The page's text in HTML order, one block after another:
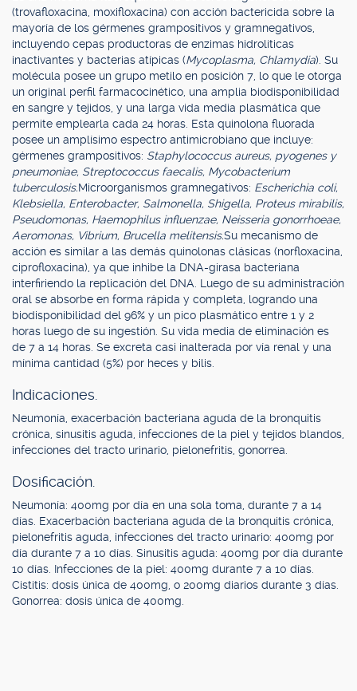
(trovafloxacina, moxifloxacina) con acción bactericida sobre la
mayoría de los gérmenes grampositivos y gramnegativos,
incluyendo cepas productoras de enzimas hidrolíticas
inactivantes y bacterias atípicas (Mycoplasma, Chlamydia). Su
molécula posee un grupo metilo en posición 7, lo que le otorga
un original perfil farmacocinético, una amplia biodisponibilidad
en sangre y tejidos, y una larga vida media plasmática que
permite emplearla cada 24 horas. Esta quinolona fluorada
posee un amplísimo espectro antimicrobiano que incluye:
gérmenes grampositivos: Staphylococcus aureus, pyogenes y
pneumoniae, Streptococcus faecalis, Mycobacterium
tuberculosis.Microorganismos gramnegativos: Escherichia coli,
Klebsiella, Enterobacter, Salmonella, Shigella, Proteus mirabilis,
Pseudomonas, Haemophilus influenzae, Neisseria gonorrhoeae,
Aeromonas, Vibrium, Brucella melitensis.Su mecanismo de
acción es similar a las demás quinolonas clásicas (norfloxacina,
ciprofloxacina), ya que inhibe la DNA-girasa bacteriana
interfiriendo la replicación del DNA. Luego de su administración
oral se absorbe en forma rápida y completa, logrando una
biodisponibilidad del 96% y un pico plasmático entre 1 y 2
horas luego de su ingestión. Su vida media de eliminación es
de 7 a 14 horas. Se excreta casi inalterada por vía renal y una
mínima cantidad (5%) por heces y bilis.
Indicaciones.
Neumonía, exacerbación bacteriana aguda de la bronquitis
crónica, sinusitis aguda, infecciones de la piel y tejidos blandos,
infecciones del tracto urinario, pielonefritis, gonorrea.
Dosificación.
Neumonía: 400mg por día en una sola toma, durante 7 a 14
días. Exacerbación bacteriana aguda de la bronquitis crónica,
pielonefritis aguda, infecciones del tracto urinario: 400mg por
día durante 7 a 10 días. Sinusitis aguda: 400mg por día durante
10 días. Infecciones de la piel: 400mg durante 7 a 10 días.
Cistitis: dosis única de 400mg, o 200mg diarios durante 3 días.
Gonorrea: dosis única de 400mg.